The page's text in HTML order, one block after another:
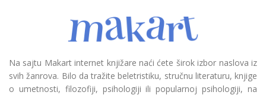
Na sajtu Makart internet knjižare naći ćete širok izbor naslova iz
svih žanrova. Bilo da tražite beletristiku, stručnu literaturu, knjige
o umetnosti, filozofiji, psihologiji ili popularnoj psihologiji, na